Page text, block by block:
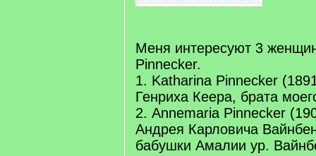
Меня интересуют 3
Pinnecker.
1. Katharina Pinnecker
Генриха Кеера, брата
2. Annemaria Pinnecker
Андрея Карловича
бабушки Амалии ур.